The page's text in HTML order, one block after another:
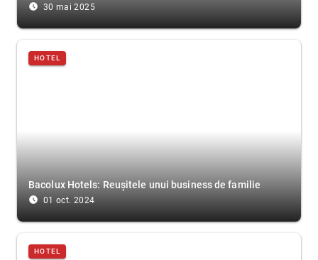
access_time_filled 30 mai 2025
HOTEL
Bacolux Hotels: Reușitele unui business de familie
access_time_filled 01 oct. 2024
HOTEL